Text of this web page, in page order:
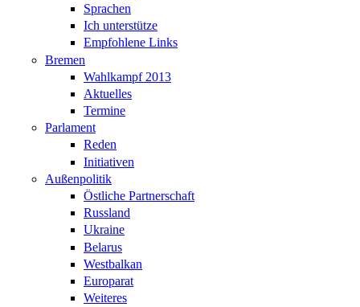
Sprachen
Ich unterstütze
Empfohlene Links
Bremen
Wahlkampf 2013
Aktuelles
Termine
Parlament
Reden
Initiativen
Außenpolitik
Östliche Partnerschaft
Russland
Ukraine
Belarus
Westbalkan
Europarat
Weiteres